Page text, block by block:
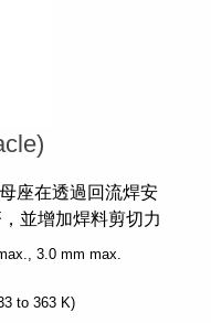
母座在透過回流焊安
並增加焊料剪切力
3.0 mm max.
to 363 K)